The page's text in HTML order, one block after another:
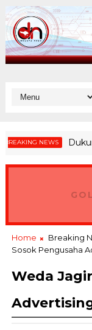
NEWS Dukung
Home Breaking
Sosok Pengusaha
Weda